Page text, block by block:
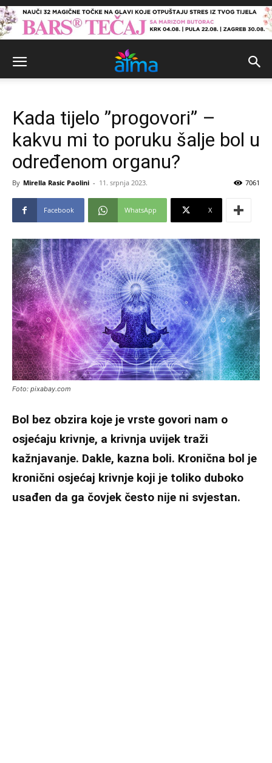
Kada tijelo ”progovori” –
kakvu mi to poruku šalje bol u
određenom organu?
By Mirella Rasic Paolini - 11. srpnja 2023. 7061
Facebook WhatsApp X
Foto: pixabay.com
Bol bez obzira koje je vrste govori nam o
osjećaju krivnje, a krivnja uvijek traži
kažnjavanje. Dakle, kazna boli. Kronična bol je
kronični osjećaj krivnje koji je toliko duboko
usađen da ga čovjek često nije ni svjestan.